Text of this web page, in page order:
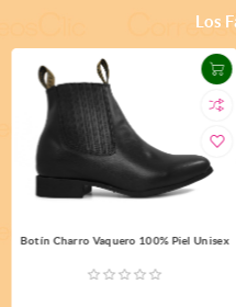
Los
Botín Charro Vaquero 100% Piel Unisex